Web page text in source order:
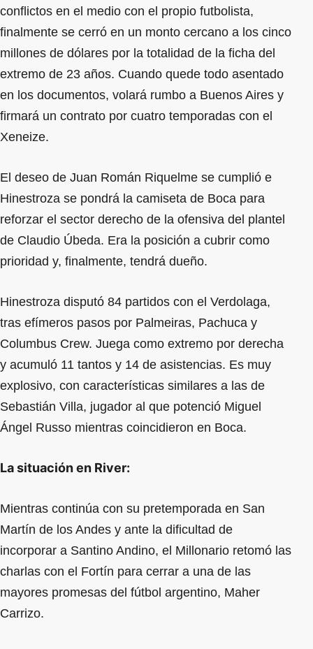
conflictos en el medio con el propio futbolista,
finalmente se cerró en un monto cercano a los cinco
millones de dólares por la totalidad de la ficha del
extremo de 23 años. Cuando quede todo asentado
en los documentos, volará rumbo a Buenos Aires y
firmará un contrato por cuatro temporadas con el
Xeneize.
El deseo de Juan Román Riquelme se cumplió e
Hinestroza se pondrá la camiseta de Boca para
reforzar el sector derecho de la ofensiva del plantel
de Claudio Úbeda. Era la posición a cubrir como
prioridad y, finalmente, tendrá dueño.
Hinestroza disputó 84 partidos con el Verdolaga,
tras efímeros pasos por Palmeiras, Pachuca y
Columbus Crew. Juega como extremo por derecha
y acumuló 11 tantos y 14 de asistencias. Es muy
explosivo, con características similares a las de
Sebastián Villa, jugador al que potenció Miguel
Ángel Russo mientras coincidieron en Boca.
La situación en River:
Mientras continúa con su pretemporada en San
Martín de los Andes y ante la dificultad de
incorporar a Santino Andino, el Millonario retomó las
charlas con el Fortín para cerrar a una de las
mayores promesas del fútbol argentino, Maher
Carrizo.